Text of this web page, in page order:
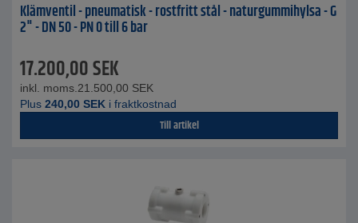
Klämventil - pneumatisk - rostfritt stål - naturgummihylsa - G
2" - DN 50 - PN 0 till 6 bar
17.200,00SEK
inkl. moms. 21.500,00 SEK
Plus 240,00 SEK i fraktkostnad
Till artikel